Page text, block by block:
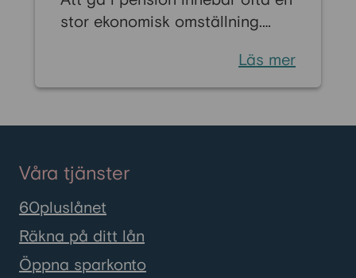
stor ekonomisk omställning.
den regelbundna lönen byts ut
mot pension. Men det finns flera
pensionär. Vissa stöd är särskilt
riktade till pensionärer, medan
andra kan sökas av alla med
låga inkomster eller höga
levnadskostnader. Här går vi
Läs mer
Våra tjänster
60pluslånet
Räkna på ditt lån
Öppna sparkonto